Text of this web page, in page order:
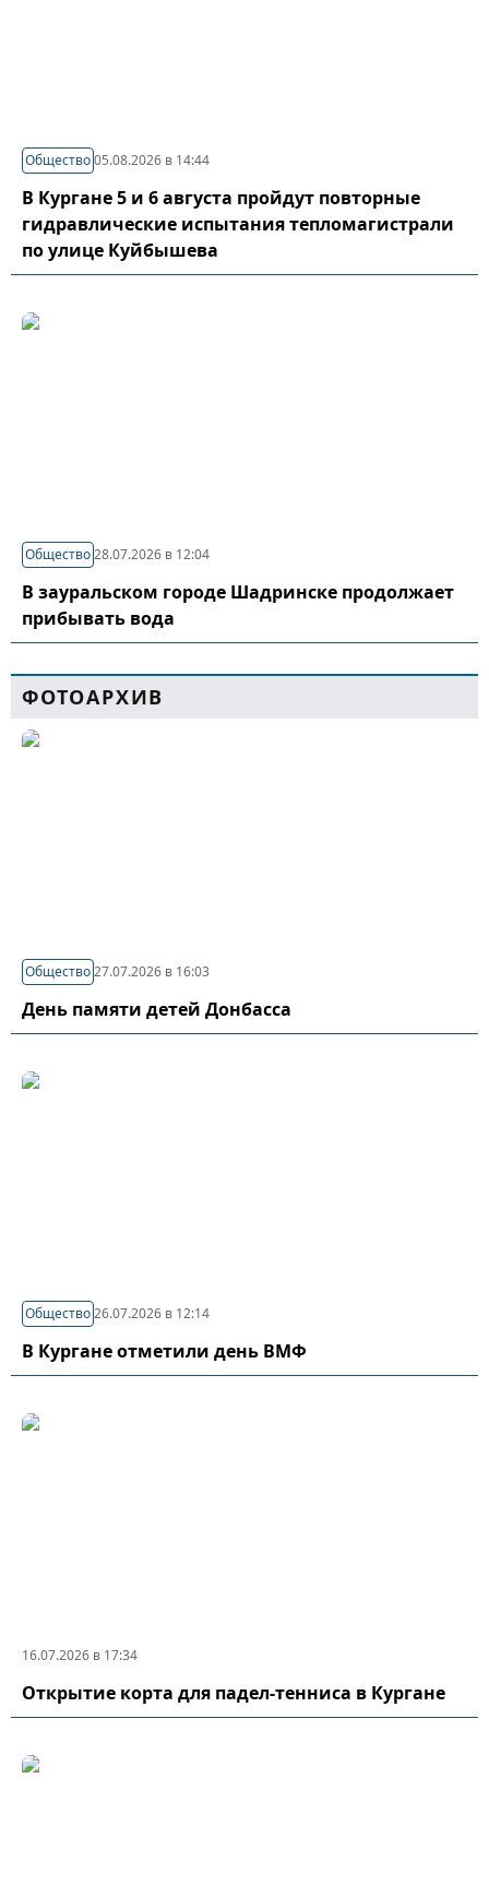
Общество05.08.2026 в 14:44
В Кургане 5 и 6 августа пройдут повторные
гидравлические испытания тепломагистрали
по улице Куйбышева
Общество28.07.2026 в 12:04
В зауральском городе Шадринске продолжает
прибывать вода
ФОТОАРХИВ
Общество27.07.2026 в 16:03
День памяти детей Донбасса
Общество26.07.2026 в 12:14
В Кургане отметили день ВМФ
16.07.2026 в 17:34
Открытие корта для падел-тенниса в Кургане